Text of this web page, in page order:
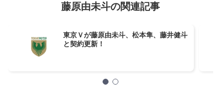
藤原由未斗の関連記事
東京Ｖが藤原由未斗、松本隼、藤井健斗
と契約更新！